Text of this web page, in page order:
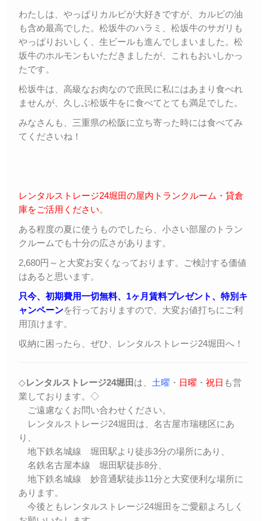
わたしは、やっぱりカルビが大好きですが、カルビの油
も含め最高でした。松坂牛のハラミ、松坂牛のサガリも
やっぱりおいしく、生ビールも進んでしまいました。松
坂牛のホルモンもいただきましたが、これもおいしかっ
たです。
松坂牛は、高級なお肉なので庶民に私にはあまり食べれ
ませんが、久しぶ松坂牛をに食べてとても満足でした。
みなさんも、三重県の松阪に立ち寄った時には食べてみ
てくださいね！
レンタルストレージ24堀田の屋内トランクルーム・貸倉
庫をご活用ください。
ある程度の夏に使うものでしたら、小さい部屋のトラン
クルームでも十分の広さがあります。
2,680円～と大変お安くなっております。ご検討する価値
はあると思います。
只今、初期費用一切無料、1ヶ月賃料プレゼント、特別キ
ャンペーンを行っておりますので、大変お値打ちにご利
用頂けます。
収納に困ったら、ぜひ、レンタルストレージ24堀田へ！
◇レンタルストレージ24堀田 は、 土曜 ・ 日曜 ・ 祝日 も営
業しております。◇
ご遠慮なくお問い合わせください。
レンタルストレージ24堀田は、名古屋市瑞穂区にあ
り、
地下鉄名城線 堀田駅より徒歩3分の場所にあり、
名鉄名古屋本線 堀田駅徒歩8分、
地下鉄名城線 妙音通駅徒歩11分と大変便利な場所に
あります。
今後ともレンタルストレージ24堀田をご愛顧よろしく